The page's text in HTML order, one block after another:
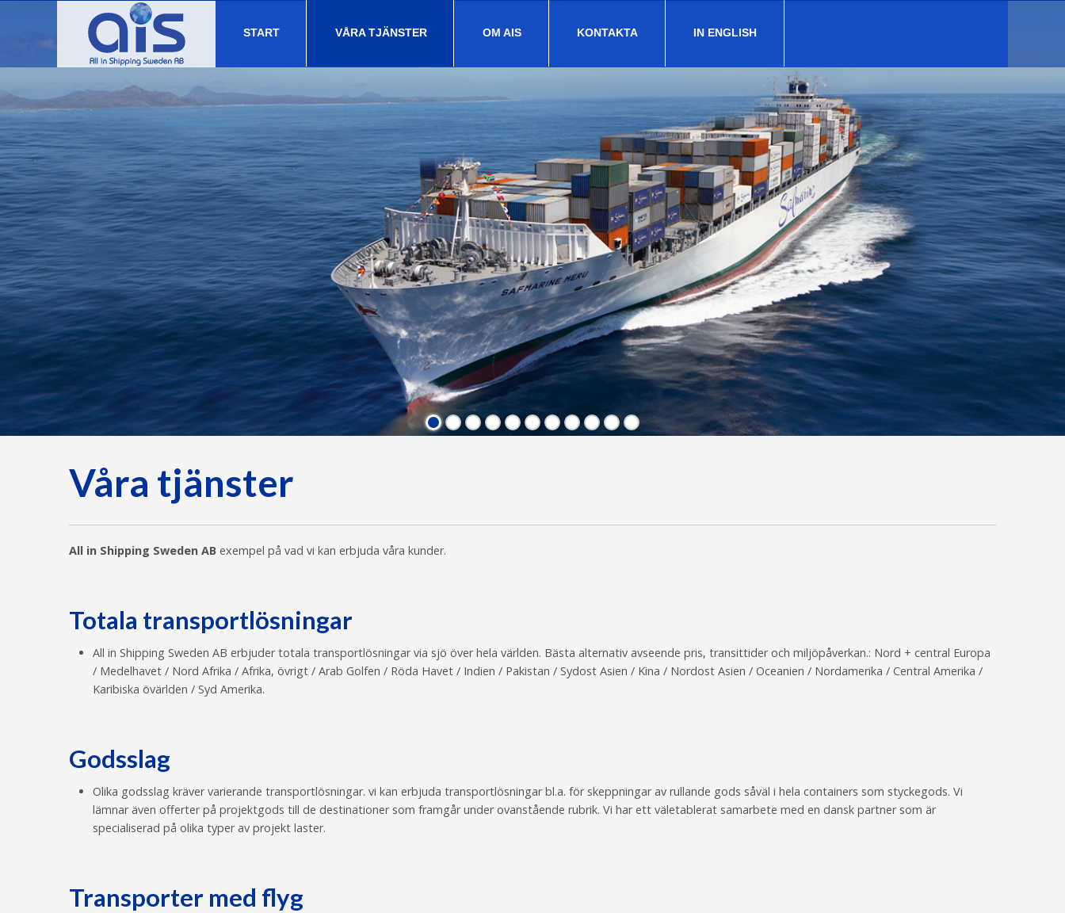
START VÅRA TJÄNSTER OM AIS KONTAKTA IN ENGLISH
Våra tjänster
All in Shipping Sweden AB exempel på vad vi kan erbjuda våra kunder.
Totala transportlösningar
All in Shipping Sweden AB erbjuder totala transportlösningar via sjö över hela världen. Bästa alternativ avseende pris, transittider och miljöpåverkan.: Nord + central Europa
/ Medelhavet / Nord Afrika / Afrika, övrigt / Arab Golfen / Röda Havet / Indien / Pakistan / Sydost Asien / Kina / Nordost Asien / Oceanien / Nordamerika / Central Amerika /
Karibiska övärlden / Syd Amerika.
Godsslag
Olika godsslag kräver varierande transportlösningar. vi kan erbjuda transportlösningar bl.a. för skeppningar av rullande gods såväl i hela containers som styckegods. Vi
lämnar även offerter på projektgods till de destinationer som framgår under ovanstående rubrik. Vi har ett väletablerat samarbete med en dansk partner som är
specialiserad på olika typer av projekt laster.
Transporter med flyg